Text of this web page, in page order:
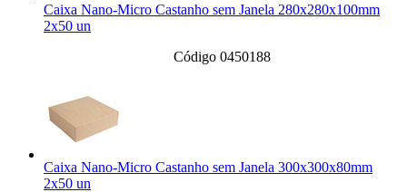
Caixa Nano-Micro Castanho sem Janela 280x280x100mm
2x50 un
Código 0450188
Caixa Nano-Micro Castanho sem Janela 300x300x80mm
2x50 un